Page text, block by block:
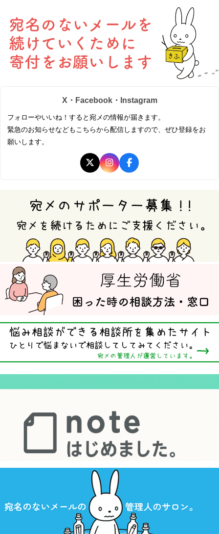
X・Facebook・Instagram
フォローやいいね！すると宛メの情報が届きます。
緊急のお知らせなどもこちらから配信しますので、ぜひ登録をお
願いします。